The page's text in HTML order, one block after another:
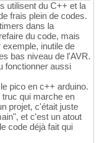
utilisent du C++ et la
frais plein de codes.
dans la
du code, mais
inutile de
bas niveau de l'AVR.
fonctionner aussi
pico en c++ arduino.
qui marche en
projet, c'était juste
et c'est un atout
code déjà fait qui